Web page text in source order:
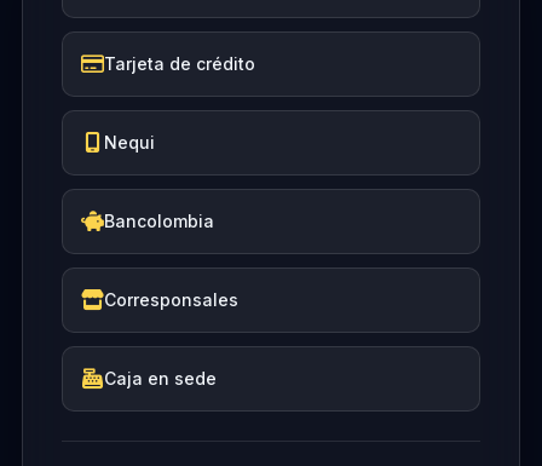
Tarjeta de crédito
Nequi
Bancolombia
Corresponsales
Caja en sede